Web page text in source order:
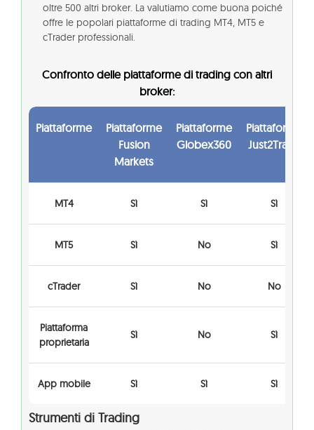
oltre 500 altri broker. La valutiamo come buona poiché
offre le popolari piattaforme di trading MT4, MT5 e
cTrader professionali.
Confronto delle piattaforme di trading con altri
broker:
Piattaforme
Piattaforme
Fusion
Markets
Piattaforme
Globex360
Piattaforme
Just2Trade
MT4 Sì Sì Sì
MT5 Sì No Sì
cTrader Sì No No
Piattaforma
proprietaria
Sì No Sì
App mobile Sì Sì Sì
Strumenti di Trading